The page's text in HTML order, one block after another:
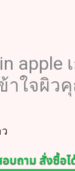
apple
าใจผิว